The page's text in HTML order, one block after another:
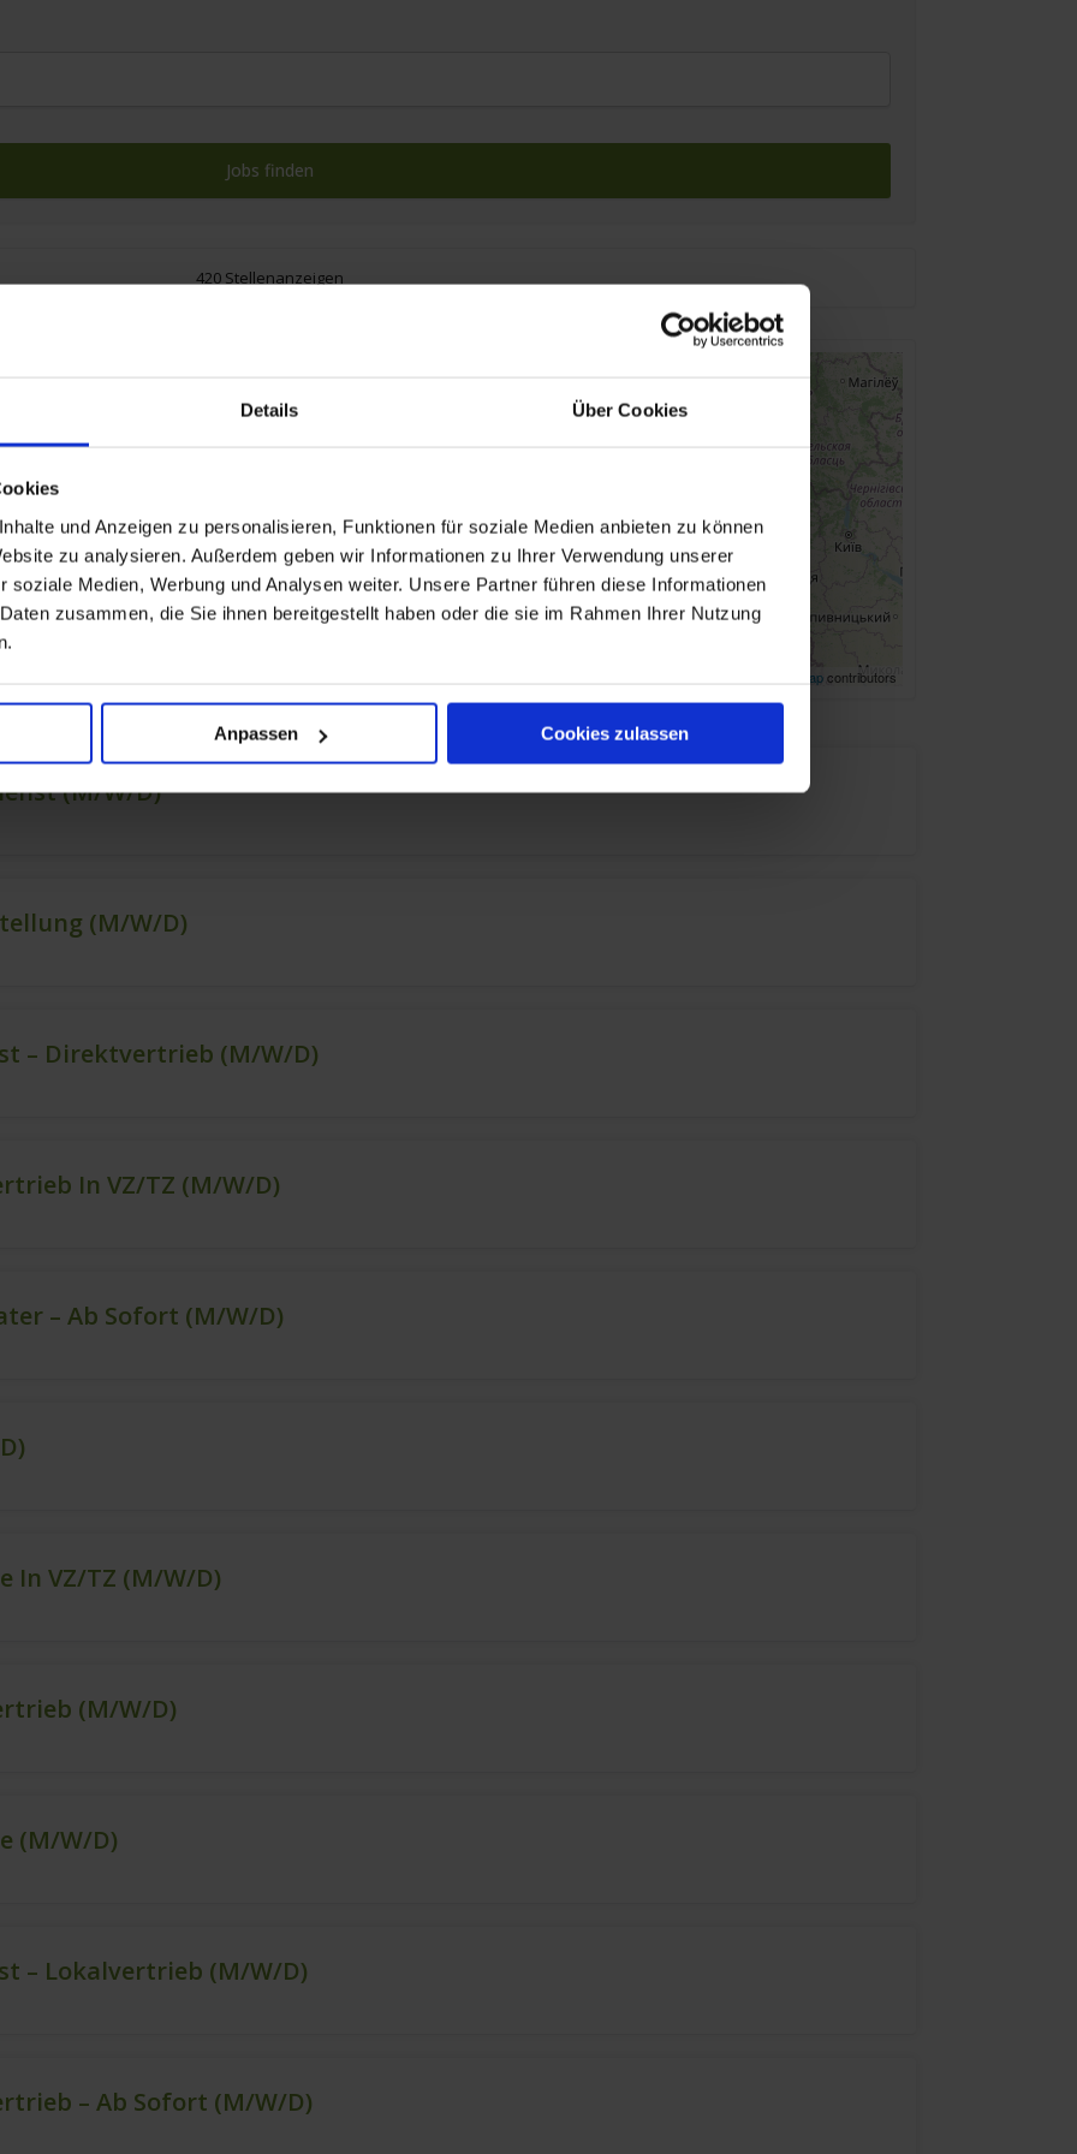
Details Über Cookies
und Anzeigen zu personalisieren, Funktionen für soziale Medien anbieten zu können
zu analysieren. Außerdem geben wir Informationen zu Ihrer Verwendung unserer
soziale Medien, Werbung und Analysen weiter. Unsere Partner führen diese Informationen
zusammen, die Sie ihnen bereitgestellt haben oder die sie im Rahmen Ihrer Nutzung
Anpassen Cookies zulassen
420 Stellenanzeigen
OpenStreetMapcontributors
(m/w/d)
(m/w/d)
– Direktvertrieb (m/w/d)
In VZ/TZ (m/w/d)
– Ab Sofort (m/w/d)
In VZ/TZ (m/w/d)
(m/w/d)
(m/w/d)
– Lokalvertrieb (m/w/d)
– Ab Sofort (m/w/d)